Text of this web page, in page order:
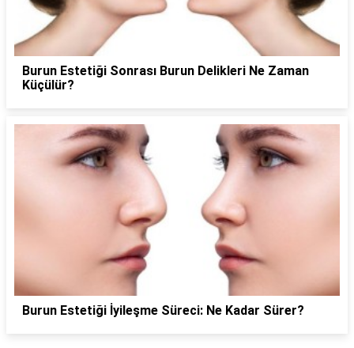
Burun Estetiği Sonrası Burun Delikleri Ne Zaman
Küçülür?
Burun Estetiği İyileşme Süreci: Ne Kadar Sürer?